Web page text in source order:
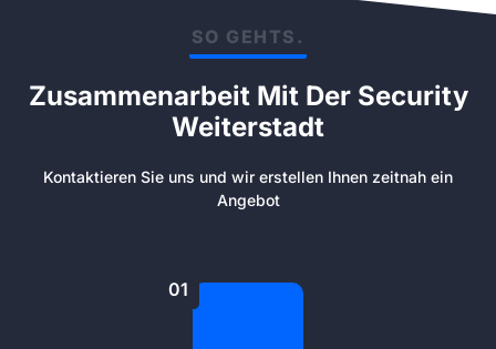
SO GEHTS.
Zusammenarbeit Mit Der Security
Weiterstadt
Kontaktieren Sie uns und wir erstellen Ihnen zeitnah ein
Angebot
01